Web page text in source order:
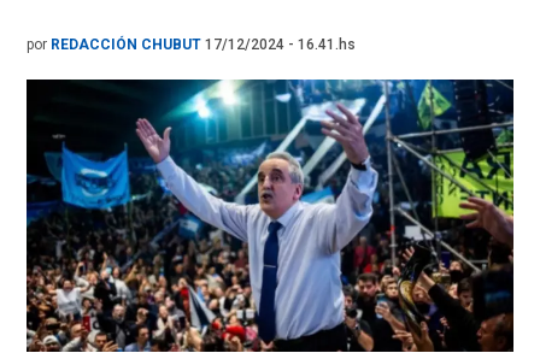
por REDACCIÓN CHUBUT 17/12/2024 - 16.41.hs